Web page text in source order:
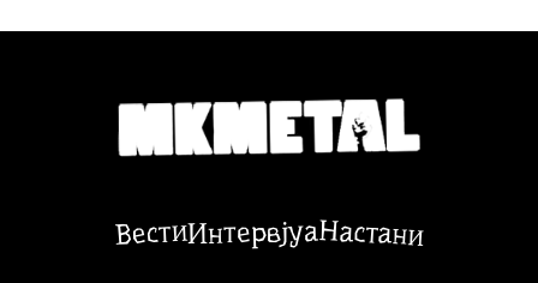
ВестиИнтервјуаНастани